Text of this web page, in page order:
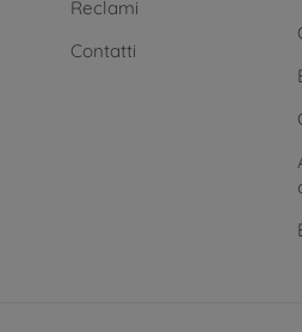
Reclami
Contatti